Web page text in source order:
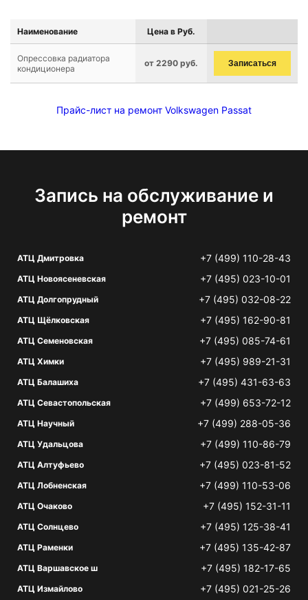
Наименование Цена в Руб.
Опрессовка радиатора
кондиционера
от 2290 руб. Записаться
Прайс-лист на ремонт Volkswagen Passat
Запись на обслуживание и
ремонт
АТЦ Дмитровка +7 (499) 110-28-43
АТЦ Новоясеневская +7 (495) 023-10-01
АТЦ Долгопрудный +7 (495) 032-08-22
АТЦ Щёлковская +7 (495) 162-90-81
АТЦ Семеновская +7 (495) 085-74-61
АТЦ Химки +7 (495) 989-21-31
АТЦ Балашиха +7 (495) 431-63-63
АТЦ Севастопольская +7 (499) 653-72-12
АТЦ Научный +7 (499) 288-05-36
АТЦ Удальцова +7 (499) 110-86-79
АТЦ Алтуфьево +7 (495) 023-81-52
АТЦ Лобненская +7 (499) 110-53-06
АТЦ Очаково +7 (495) 152-31-11
АТЦ Солнцево +7 (495) 125-38-41
АТЦ Раменки +7 (495) 135-42-87
АТЦ Варшавское ш +7 (495) 182-17-65
АТЦ Измайлово +7 (495) 021-25-26